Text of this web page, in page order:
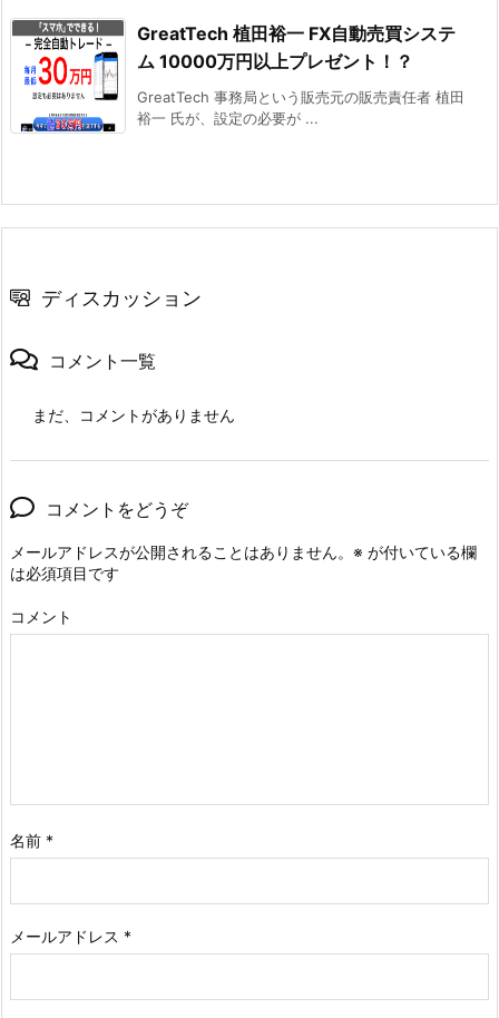
GreatTech 植田裕一 FX自動売買システ
ム 10000万円以上プレゼント！？
GreatTech 事務局という販売元の販売責任者 植田
裕一 氏が、設定の必要が ...
ディスカッション
コメント一覧
まだ、コメントがありません
コメントをどうぞ
メールアドレスが公開されることはありません。 ※ が付いている欄
は必須項目です
コメント
名前 *
メールアドレス *